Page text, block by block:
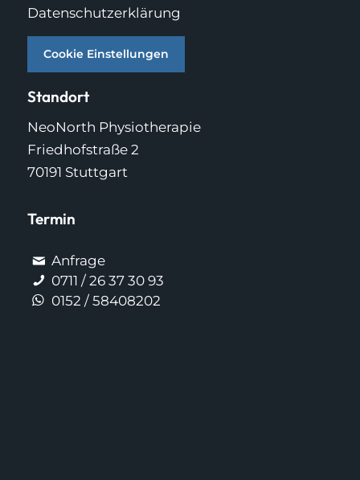
Datenschutzerklärung
Cookie Einstellungen
Standort
NeoNorth Physiotherapie
Friedhofstraße 2
70191 Stuttgart
Termin
Anfrage
0711 / 26 37 30 93
0152 / 58408202